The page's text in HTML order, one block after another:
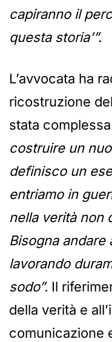
capiranno il
questa storia’”.
L’avvocata ha
ricostruzione
stata
costruire un
definisco un
entriamo in
nella verità non
Bisogna andare
lavorando
sodo”. Il
della verità e
comunicazione